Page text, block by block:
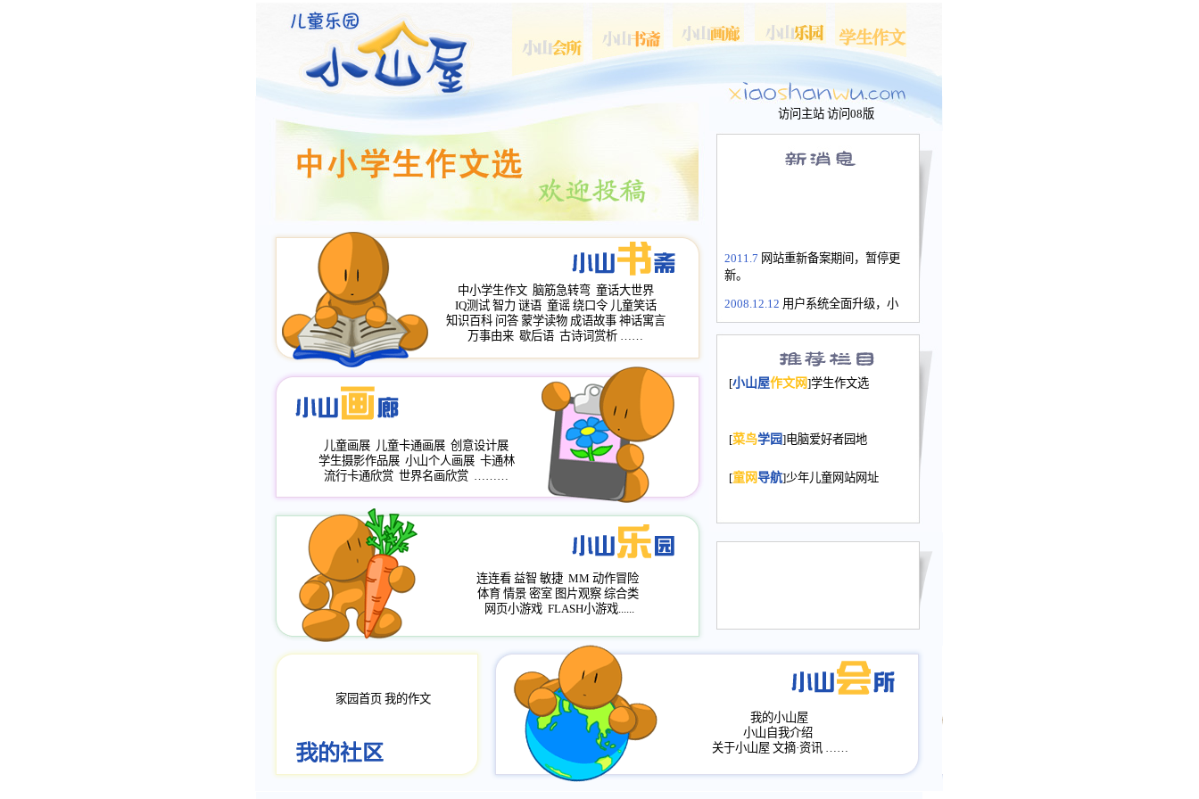
访问主站 访问08版
2011.7 网站重新备案期间，暂停更
新。
2008.12.12 用户系统全面升级，小
长会、家园网－个人空间，用户一
次注册全部通行。
2008.12.12家园网正式运行，域
年，2009版提前启用，小山屋全面
小山画廊均增加多个新栏目。。
评分、顶功能，作文宝典改版。
[小山屋作文网]学生作文选
[菜鸟学园]电脑爱好者园地
[童网导航]少年儿童网站网址
中小学生作文 脑筋急转弯 童话大世界
IQ测试 智力 谜语 童谣 绕口令 儿童笑话
知识百科 问答 蒙学读物 成语故事 神话寓言
万事由来 歇后语 古诗词赏析 ……
儿童画展 儿童卡通画展 创意设计展
学生摄影作品展 小山个人画展 卡通林
流行卡通欣赏 世界名画欣赏 ………
连连看 益智 敏捷 MM 动作冒险
体育 情景 密室 图片观察 综合类
网页小游戏 FLASH小游戏......
家园首页 我的作文
我的小山屋
小山自我介绍
关于小山屋 文摘·资讯 ……